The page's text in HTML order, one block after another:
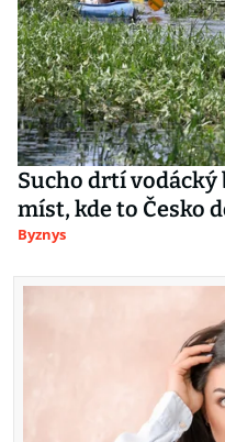
Sucho drtí vodácký
míst, kde to Česko
Byznys